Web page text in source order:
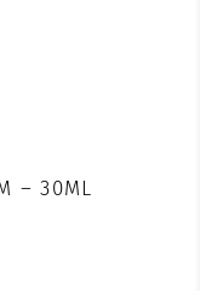
– 30ML